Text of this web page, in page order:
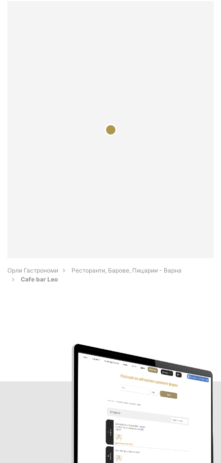
Орли Гастрономи
Ресторанти, Барове, Пицарии - Варна
Cafe bar Leo